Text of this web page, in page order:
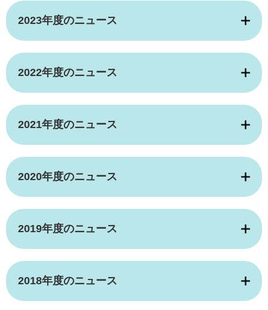
2023年度のニュース
2022年度のニュース
2021年度のニュース
2020年度のニュース
2019年度のニュース
2018年度のニュース